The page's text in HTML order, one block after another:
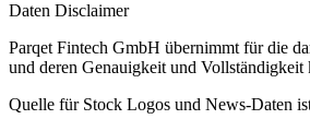
Daten Disclaimer
Parqet Fintech GmbH übernimmt für die
und deren Genauigkeit und Vollständigkeit
Quelle für Stock Logos und News-Daten